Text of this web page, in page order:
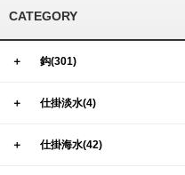
CATEGORY
＋ 鈎(301)
＋ 仕掛淡水(4)
＋ 仕掛海水(42)